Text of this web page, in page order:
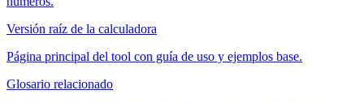
Versión raíz de la calculadora
Página principal del tool con guía de uso y ejemplos base.
Glosario relacionado